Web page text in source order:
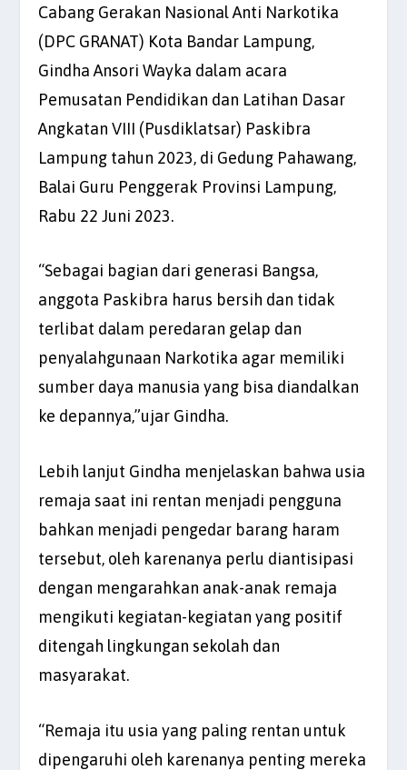
Cabang Gerakan Nasional Anti Narkotika
(DPC GRANAT) Kota Bandar Lampung,
Gindha Ansori Wayka dalam acara
Pemusatan Pendidikan dan Latihan Dasar
Angkatan VIII (Pusdiklatsar) Paskibra
Lampung tahun 2023, di Gedung Pahawang,
Balai Guru Penggerak Provinsi Lampung,
Rabu 22 Juni 2023.
“Sebagai bagian dari generasi Bangsa,
anggota Paskibra harus bersih dan tidak
terlibat dalam peredaran gelap dan
penyalahgunaan Narkotika agar memiliki
sumber daya manusia yang bisa diandalkan
ke depannya,”ujar Gindha.
Lebih lanjut Gindha menjelaskan bahwa usia
remaja saat ini rentan menjadi pengguna
bahkan menjadi pengedar barang haram
tersebut, oleh karenanya perlu diantisipasi
dengan mengarahkan anak-anak remaja
mengikuti kegiatan-kegiatan yang positif
ditengah lingkungan sekolah dan
masyarakat.
“Remaja itu usia yang paling rentan untuk
dipengaruhi oleh karenanya penting mereka